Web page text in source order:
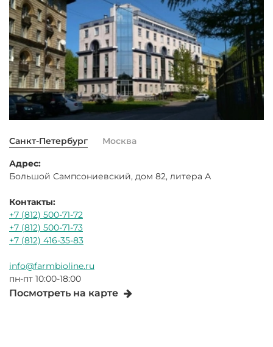
Санкт-Петербург Москва
Адрес:
Большой Сампсониевский, дом 82, литера А
Контакты:
+7 (812) 500-71-72
+7 (812) 500-71-73
+7 (812) 416-35-83
info@farmbioline.ru
пн-пт 10:00-18:00
Посмотреть на карте